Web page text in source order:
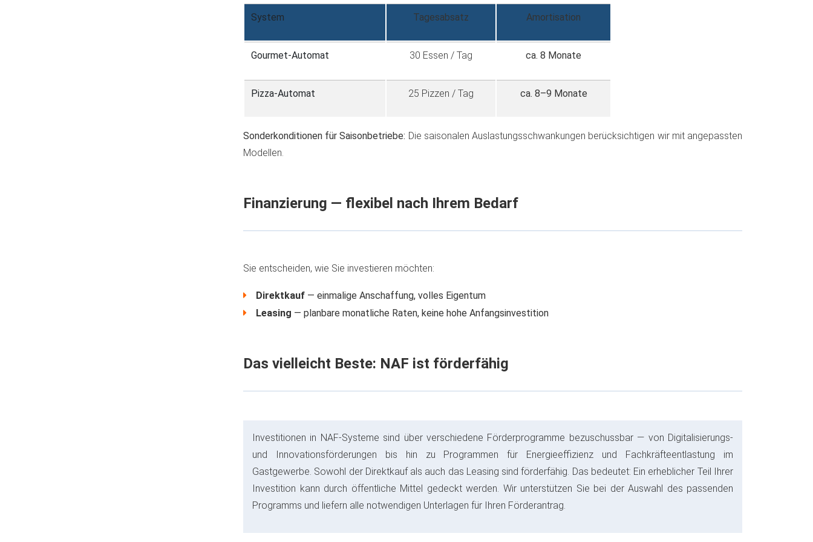
System Tagesabsatz Amortisation
Gourmet-Automat 30 Essen / Tag ca. 8 Monate
Pizza-Automat 25 Pizzen / Tag ca. 8–9 Monate
Sonderkonditionen für Saisonbetriebe: Die saisonalen Auslastungsschwankungen berücksichtigen wir mit angepassten
Modellen.
Finanzierung — flexibel nach Ihrem Bedarf
Sie entscheiden, wie Sie investieren möchten:
Direktkauf— einmalige Anschaffung, volles Eigentum
Leasing — planbare monatliche Raten, keine hohe Anfangsinvestition
Das vielleicht Beste: NAF ist förderfähig
Investitionen in NAF-Systeme sind über verschiedene Förderprogramme bezuschussbar — von Digitalisierungs-
und Innovationsförderungen bis hin zu Programmen für Energieeffizienz und Fachkräfteentlastung im
Gastgewerbe. Sowohl der Direktkauf als auch das Leasing sind förderfähig. Das bedeutet: Ein erheblicher Teil Ihrer
Investition kann durch öffentliche Mittel gedeckt werden. Wir unterstützen Sie bei der Auswahl des passenden
Programms und liefern alle notwendigen Unterlagen für Ihren Förderantrag.